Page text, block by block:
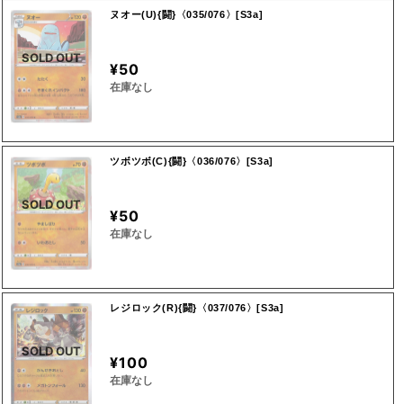
SOLD OUT
ヌオー(U){闘}〈035/076〉[S3a]
¥50
在庫なし
SOLD OUT
ツボツボ(C){闘}〈036/076〉[S3a]
¥50
在庫なし
SOLD OUT
レジロック(R){闘}〈037/076〉[S3a]
¥100
在庫なし